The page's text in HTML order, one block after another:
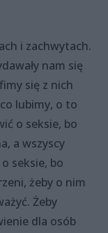
i zachwytach.
nam się
się z nich
lubimy, o to
o seksie, bo
a wszyscy
seksie, bo
żeby o nim
Żeby
dla osób